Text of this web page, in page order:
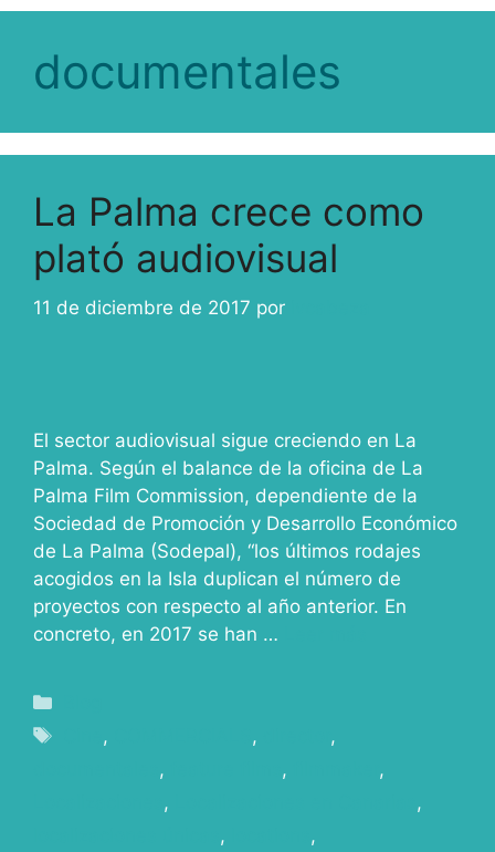
documentales
La Palma crece como
plató audiovisual
11 de diciembre de 2017 por
El sector audiovisual sigue creciendo en La
Palma. Según el balance de la oficina de La
Palma Film Commission, dependiente de la
Sociedad de Promoción y Desarrollo Económico
de La Palma (Sodepal), “los últimos rodajes
acogidos en la Isla duplican el número de
proyectos con respecto al año anterior. En
concreto, en 2017 se han …
, ,
,
, ,
,
,
,
,
,